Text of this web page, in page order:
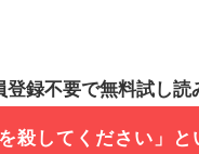
登録不要で無料試し読
を殺してください」と